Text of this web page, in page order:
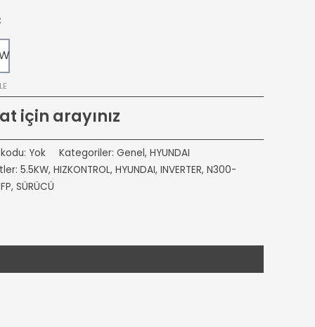
için arayınız
Yok Kategoriler: Genel, HYUNDAI
5.5KW, HIZKONTROL, HYUNDAI, INVERTER, N300-
, SÜRÜCÜ